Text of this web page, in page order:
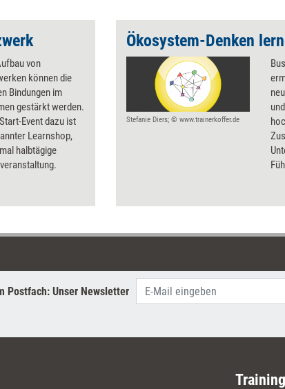
von
können die
Bindungen im
gestärkt werden.
Event dazu ist
Learnshop,
halbtägige
Ökosystem-Denken
Stefanie Diers; © www.trainerkoffer.de
Postfach: Unser Newsletter
Training